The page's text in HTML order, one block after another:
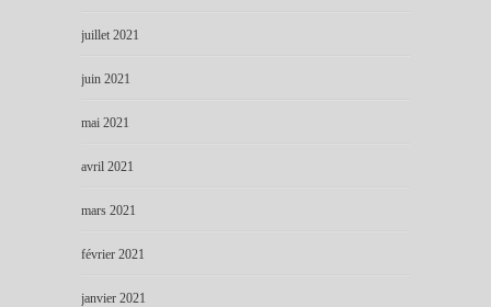
juillet 2021
juin 2021
mai 2021
avril 2021
mars 2021
février 2021
janvier 2021